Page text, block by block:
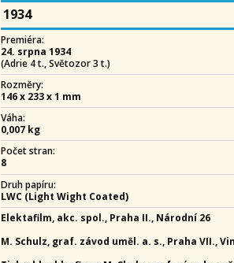
1934
Premiéra:
24. srpna 1934
(Adrie 4 t., Světozor 3 t.)
Rozměry:
146 x 233 x 1 mm
Váha:
0,007 kg
Počet stran:
8
Druh papíru:
LWC (Light Wight Coated)
Elektafilm, akc. spol., Praha II., Národní 26
M. Schulz, graf. závod uměl. a. s., Praha VII.,